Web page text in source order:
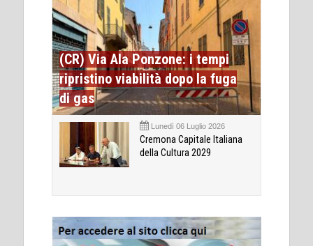
(CR) Via Ala Ponzone: i tempi
ripristino viabilità dopo la fuga
di gas
Lunedì 06 Luglio 2026
Cremona Capitale Italiana
della Cultura 2029